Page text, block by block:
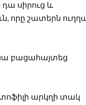
դա սիրուց և
որը շատերն
նա բացահայտեց
արկղի տակ